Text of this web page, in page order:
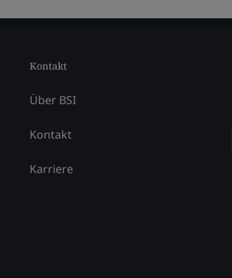
Kontakt
Über BSI
Kontakt
Karriere